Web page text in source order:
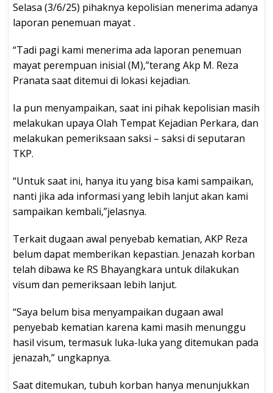
Selasa (3/6/25) pihaknya kepolisian menerima adanya
laporan penemuan mayat .
“Tadi pagi kami menerima ada laporan penemuan
mayat perempuan inisial (M),”terang Akp M. Reza
Pranata saat ditemui di lokasi kejadian.
Ia pun menyampaikan, saat ini pihak kepolisian masih
melakukan upaya Olah Tempat Kejadian Perkara, dan
melakukan pemeriksaan saksi – saksi di seputaran
TKP.
“Untuk saat ini, hanya itu yang bisa kami sampaikan,
nanti jika ada informasi yang lebih lanjut akan kami
sampaikan kembali,”jelasnya.
Terkait dugaan awal penyebab kematian, AKP Reza
belum dapat memberikan kepastian. Jenazah korban
telah dibawa ke RS Bhayangkara untuk dilakukan
visum dan pemeriksaan lebih lanjut.
“Saya belum bisa menyampaikan dugaan awal
penyebab kematian karena kami masih menunggu
hasil visum, termasuk luka-luka yang ditemukan pada
jenazah,” ungkapnya.
Saat ditemukan, tubuh korban hanya menunjukkan